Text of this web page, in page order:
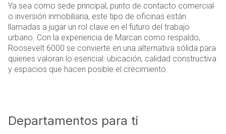
Ya sea como sede principal, punto de contacto comercial
o inversión inmobiliaria, este tipo de oficinas están
llamadas a jugar un rol clave en el futuro del trabajo
urbano. Con la experiencia de Marcan como respaldo,
Roosevelt 6000 se convierte en una alternativa sólida para
quienes valoran lo esencial: ubicación, calidad constructiva
y espacios que hacen posible el crecimiento.
Departamentos para ti